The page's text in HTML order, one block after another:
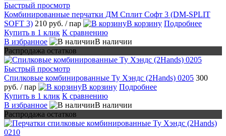
Быстрый просмотр
Комбинированные перчатки ДМ Сплит Софт 3 (DM-SPLIT
SOFT 3) 210 руб. / пар В корзину Подробнее
Купить в 1 клик К сравнению
В избранное
В наличии
Распродажа остатков
Быстрый просмотр
Спилковые комбинированные Ту Хэндс (2Hands) 0205 300
руб. / пар В корзину Подробнее
Купить в 1 клик К сравнению
В избранное
В наличии
Распродажа остатков